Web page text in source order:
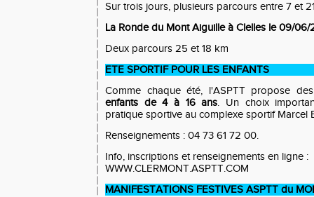
Sur trois jours, plusieurs parcours entre 7 et
La Ronde du Mont Aiguille à Clelles le 09/06/
Deux parcours 25 et 18 km
ETE SPORTIF POUR LES ENFANTS
Comme chaque été, l'ASPTT propose
enfants de 4 à 16 ans. Un choix
pratique sportive au complexe sportif Marcel
Renseignements : 04 73 61 72 00.
Info, inscriptions et renseignements en ligne :
WWW.CLERMONT.ASPTT.COM
MANIFESTATIONS FESTIVES ASPTT du